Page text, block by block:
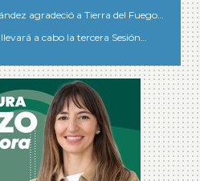
agradeció a Tierra del Fuego…
a cabo la tercera Sesión…